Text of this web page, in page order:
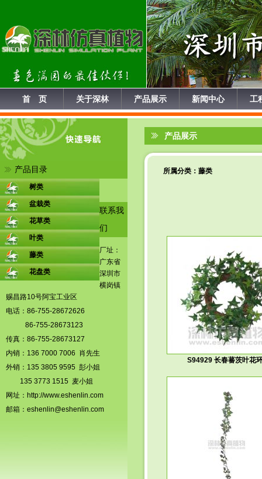
首 页 关于深林 产品展示 新闻中心 工
产品目录
树类
盆栽类
花草类
叶类
藤类
花盘类
联系我
们
厂址：
广东省
深圳市
横岗镇
赐昌路10号阿宝工业区
电话：86-755-28672626
86-755-28673123
传真：86-755-28673127
内销：136 7000 7006 肖先生
外销：135 3805 9595 彭小姐
135 3773 1515 麦小姐
网址： http://www.eshenlin.com
邮箱： eshenlin@eshenlin.com
产品展示
所属分类： 藤类
S94929 长春蕃茨叶花